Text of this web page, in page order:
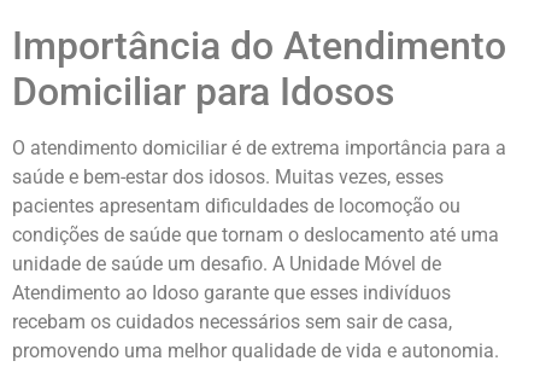
Importância do Atendimento
Domiciliar para Idosos
O atendimento domiciliar é de extrema importância para a
saúde e bem-estar dos idosos. Muitas vezes, esses
pacientes apresentam dificuldades de locomoção ou
condições de saúde que tornam o deslocamento até uma
unidade de saúde um desafio. A Unidade Móvel de
Atendimento ao Idoso garante que esses indivíduos
recebam os cuidados necessários sem sair de casa,
promovendo uma melhor qualidade de vida e autonomia.